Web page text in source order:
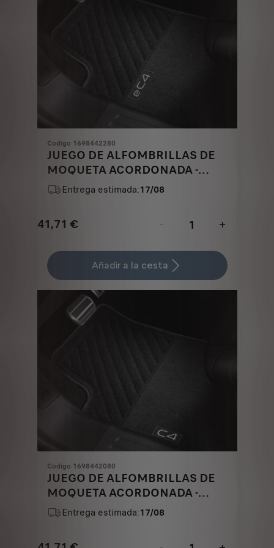
Codigo 1698442280
JUEGO DE ALFOMBRILLAS DE
MOQUETA ACORDONADA -
DELANTERAS Y TRASERAS
Entrega estimada:17/08
41,71 €
Price
41,71
€
-
+
Quantity
updated
1
Añadir a la cesta
Codigo 1698442080
JUEGO DE ALFOMBRILLAS DE
MOQUETA ACORDONADA -
DELANTERAS Y TRASERAS
Entrega estimada:17/08